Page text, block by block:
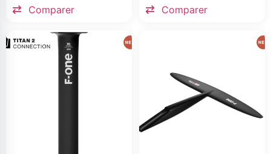
Comparer Comparer